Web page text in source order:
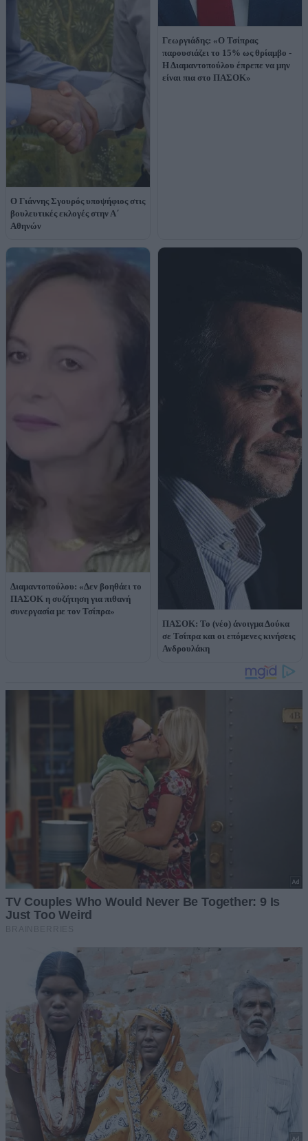
Ο Γιάννης Σγουρός υποψήφιος στις
βουλευτικές εκλογές στην Α΄
Αθηνών
Γεωργιάδης: «Ο Τσίπρας
παρουσιάζει το 15% ως θρίαμβο -
Η Διαμαντοπούλου έπρεπε να μην
είναι πια στο ΠΑΣΟΚ»
Διαμαντοπούλου: «Δεν βοηθάει το
ΠΑΣΟΚ η συζήτηση για πιθανή
συνεργασία με τον Τσίπρα»
ΠΑΣΟΚ: Το (νέο) άνοιγμα Δούκα
σε Τσίπρα και οι επόμενες κινήσεις
Ανδρουλάκη